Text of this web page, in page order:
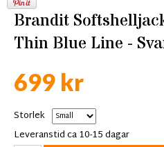
Brandit
Thin Blue Line -
699 kr
Storlek
Leveranstid ca 10-15 dagar